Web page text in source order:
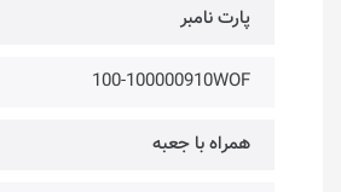
پارت نامبر
100-100000910WOF
همراه با جعبه